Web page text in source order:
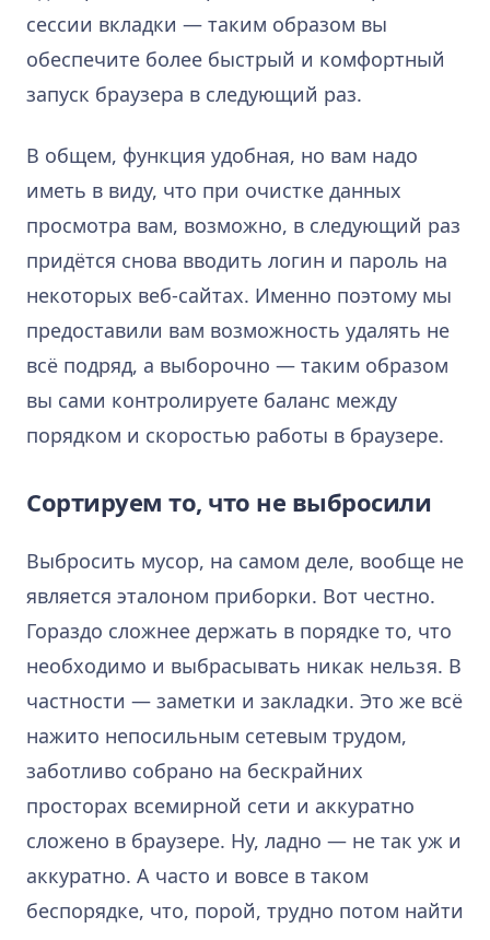
сессии вкладки — таким образом вы
обеспечите более быстрый и комфортный
запуск браузера в следующий раз.
В общем, функция удобная, но вам надо
иметь в виду, что при очистке данных
просмотра вам, возможно, в следующий раз
придётся снова вводить логин и пароль на
некоторых веб-сайтах. Именно поэтому мы
предоставили вам возможность удалять не
всё подряд, а выборочно — таким образом
вы сами контролируете баланс между
порядком и скоростью работы в браузере.
Сортируем то, что не выбросили
Выбросить мусор, на самом деле, вообще не
является эталоном приборки. Вот честно.
Гораздо сложнее держать в порядке то, что
необходимо и выбрасывать никак нельзя. В
частности — заметки и закладки. Это же всё
нажито непосильным сетевым трудом,
заботливо собрано на бескрайних
просторах всемирной сети и аккуратно
сложено в браузере. Ну, ладно — не так уж и
аккуратно. А часто и вовсе в таком
беспорядке, что, порой, трудно потом найти